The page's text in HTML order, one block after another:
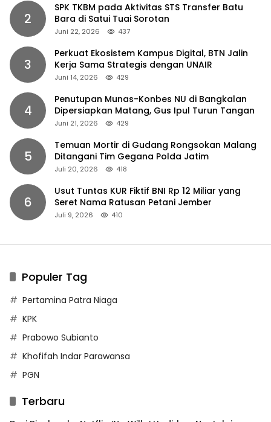
2
SPK TKBM pada Aktivitas STS Transfer Batu
Bara di Satui Tuai Sorotan
Juni 22, 2026 437
3
Perkuat Ekosistem Kampus Digital, BTN Jalin
Kerja Sama Strategis dengan UNAIR
Juni 14, 2026 429
4
Penutupan Munas-Konbes NU di Bangkalan
Dipersiapkan Matang, Gus Ipul Turun Tangan
Juni 21, 2026 429
5
Temuan Mortir di Gudang Rongsokan Malang
Ditangani Tim Gegana Polda Jatim
Juli 20, 2026 418
6
Usut Tuntas KUR Fiktif BNI Rp 12 Miliar yang
Seret Nama Ratusan Petani Jember
Juli 9, 2026 410
Populer Tag
Pertamina Patra Niaga
KPK
Prabowo Subianto
Khofifah Indar Parawansa
PGN
Terbaru